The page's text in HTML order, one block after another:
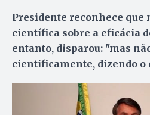
Presidente reconhece que
científica sobre a eficácia
entanto, disparou: "mas
cientificamente, dizendo